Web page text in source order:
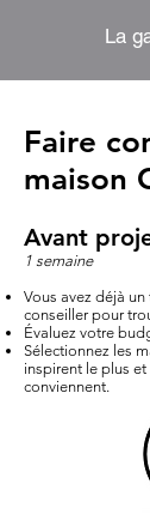
La
Faire
maison
Avant
1 semaine
Vous avez déjà
conseiller pour
Évaluez votre
Sélectionnez les
inspirent le plus
conviennent.